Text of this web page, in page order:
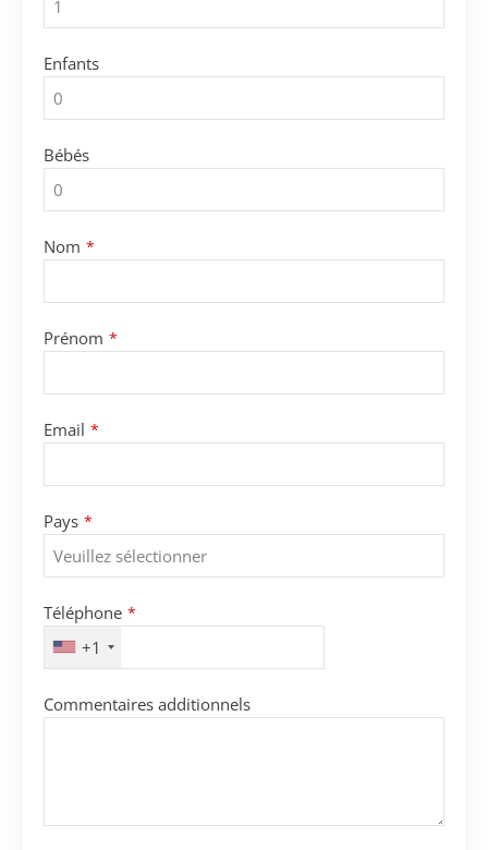
Enfants
Bébés
Nom *
Prénom *
Email *
Pays *
Téléphone *
+1
Commentaires additionnels